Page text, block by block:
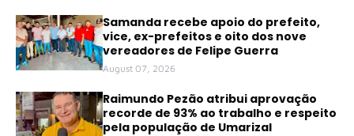
Samanda recebe apoio do prefeito,
vice, ex-prefeitos e oito dos nove
vereadores de Felipe Guerra
August 07, 2026
Raimundo Pezão atribui aprovação
recorde de 93% ao trabalho e respeito
pela população de Umarizal